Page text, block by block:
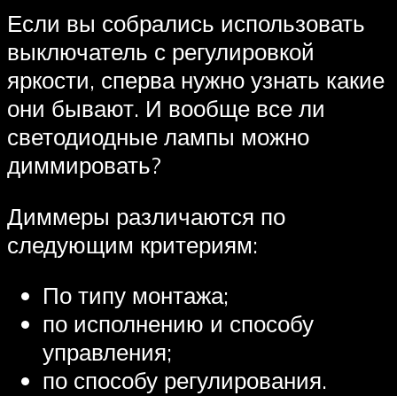
Если вы собрались использовать
выключатель с регулировкой
яркости, сперва нужно узнать какие
они бывают. И вообще все ли
светодиодные лампы можно
диммировать?
Диммеры различаются по
следующим критериям:
По типу монтажа;
по исполнению и способу
управления;
по способу регулирования.